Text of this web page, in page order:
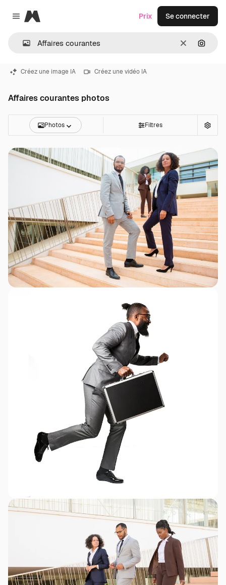
Close menu
Magnific
Effacer
Prix Se connecter
Créez une image IA Créez une vidéo IA
Affaires courantes photos
Photos Filtres